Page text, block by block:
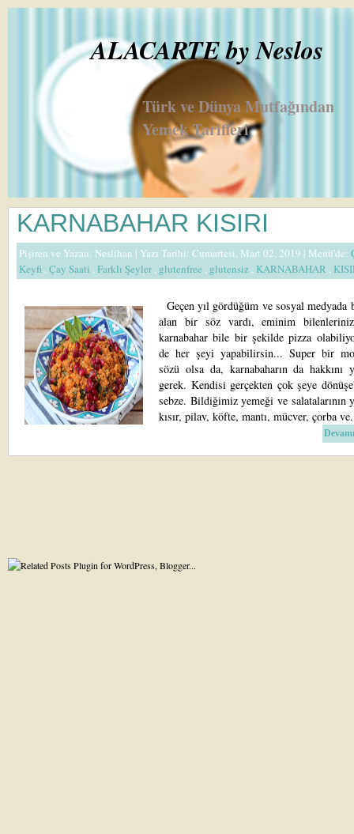
ALACARTE by Neslos
Türk ve Dünya Mutfağından
Yemek Tarifleri
KARNABAHAR KISIRI
Pişiren ve Yazan: Neslihan | Yazı Tarihi: Cumartesi, Mart 02, 2019 | Menü'de:
Keyfi ,Çay Saati ,Farklı Şeyler, glutenfree , glutensiz , KARNABAHAR ,
Geçen yıl gördüğüm ve sosyal medyada
alan bir söz vardı, eminim
karnabahar bile bir şekilde pizza
de her şeyi yapabilirsin... Super bir
sözü olsa da, karnabaharın da hakkını
gerek. Kendisi gerçekten çok şeye
sebze. Bildiğimiz yemeği ve salatalarının
kısır, pilav, köfte, mantı, mücver, çorba